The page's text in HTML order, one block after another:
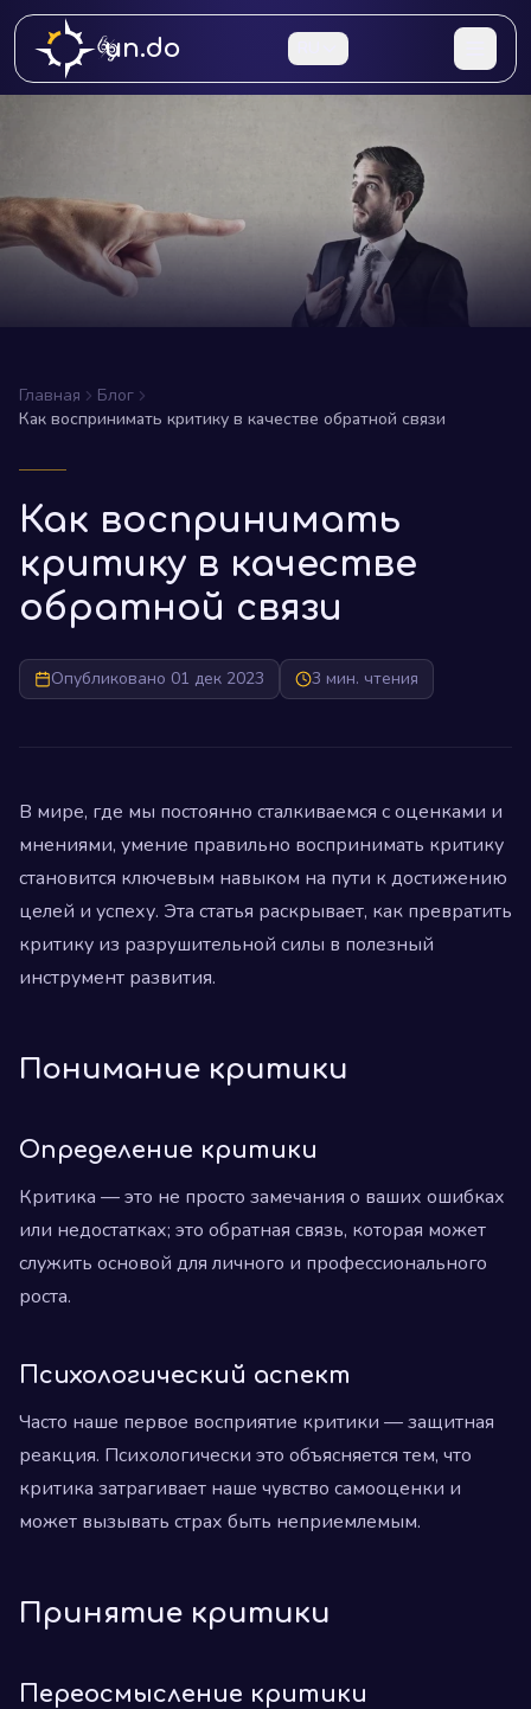
un.do
Главная
Блог
Как воспринимать критику в качестве обратной связи
Как воспринимать
критику в качестве
обратной связи
Опубликовано 01 дек 2023 3 мин. чтения
В мире, где мы постоянно сталкиваемся с оценками и
мнениями, умение правильно воспринимать критику
становится ключевым навыком на пути к достижению
целей и успеху. Эта статья раскрывает, как превратить
критику из разрушительной силы в полезный
инструмент развития.
Понимание критики
Определение критики
Критика — это не просто замечания о ваших ошибках
или недостатках; это обратная связь, которая может
служить основой для личного и профессионального
роста.
Психологический аспект
Часто наше первое восприятие критики — защитная
реакция. Психологически это объясняется тем, что
критика затрагивает наше чувство самооценки и
может вызывать страх быть неприемлемым.
Принятие критики
Переосмысление критики